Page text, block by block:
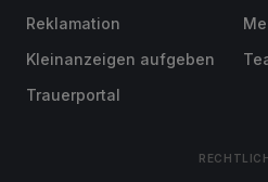
Reklamation
Kleinanzeigen aufgeben
Trauerportal